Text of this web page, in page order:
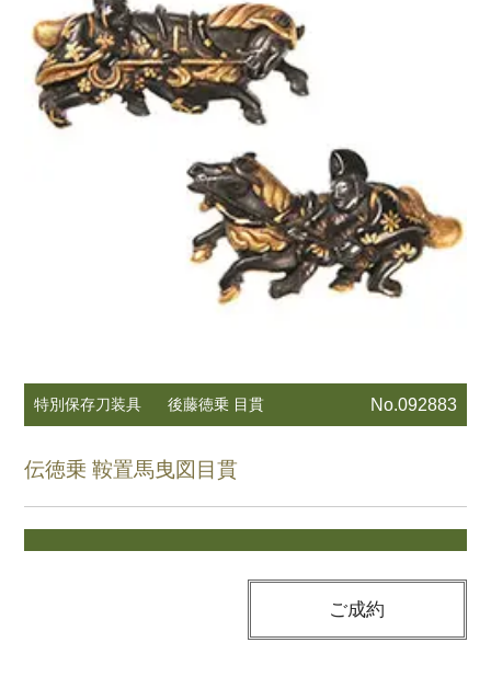
特別保存刀装具 後藤徳乗 目貫 No.092883
伝徳乗 鞍置馬曳図目貫
ご成約